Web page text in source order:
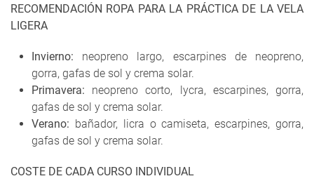
RECOMENDACIÓN ROPA PARA LA PRÁCTICA DE LA VELA
LIGERA
Invierno: neopreno largo, escarpines de neopreno,
gorra, gafas de sol y crema solar.
Primavera: neopreno corto, lycra, escarpines, gorra,
gafas de sol y crema solar.
Verano: bañador, licra o camiseta, escarpines, gorra,
gafas de sol y crema solar.
COSTE DE CADA CURSO INDIVIDUAL